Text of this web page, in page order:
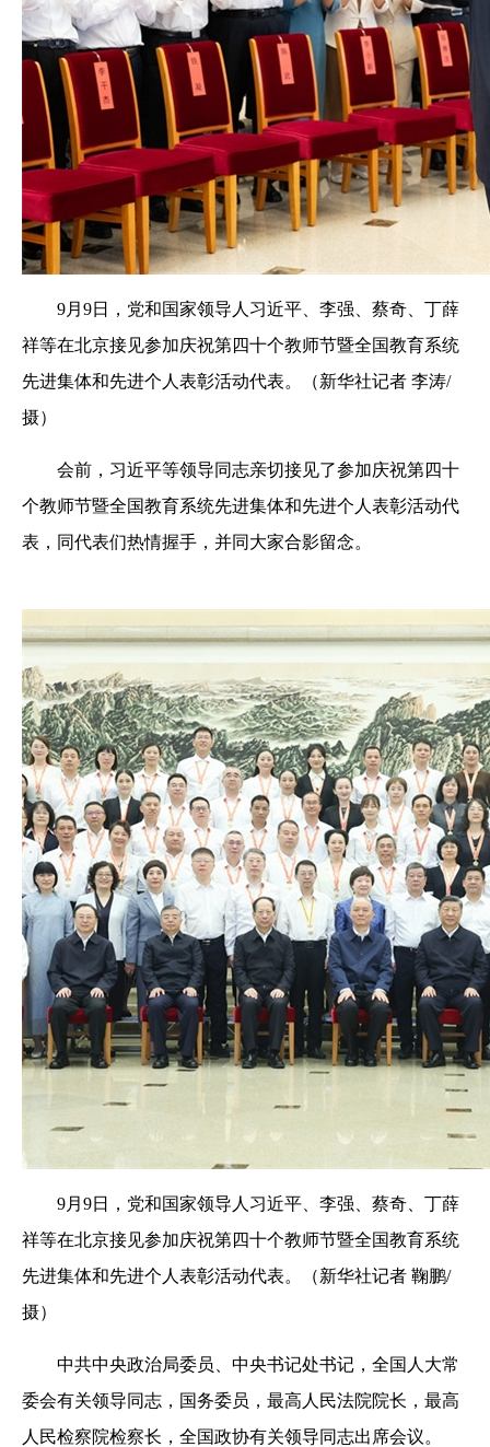
9月9日，党和国家领导人习近平、李强、蔡奇、丁薛
祥等在北京接见参加庆祝第四十个教师节暨全国教育系统
先进集体和先进个人表彰活动代表。（新华社记者 李涛/
摄）
会前，习近平等领导同志亲切接见了参加庆祝第四十
个教师节暨全国教育系统先进集体和先进个人表彰活动代
表，同代表们热情握手，并同大家合影留念。
9月9日，党和国家领导人习近平、李强、蔡奇、丁薛
祥等在北京接见参加庆祝第四十个教师节暨全国教育系统
先进集体和先进个人表彰活动代表。（新华社记者 鞠鹏/
摄）
中共中央政治局委员、中央书记处书记，全国人大常
委会有关领导同志，国务委员，最高人民法院院长，最高
人民检察院检察长，全国政协有关领导同志出席会议。